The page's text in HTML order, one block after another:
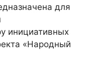
для
инициативных
«Народный